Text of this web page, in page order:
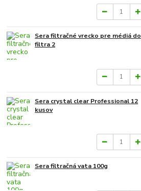
Sera filtračné vrecko pre médiá do
filtra 2
Sera crystal clear Professional 12
kusov
Sera filtračná vata 100g